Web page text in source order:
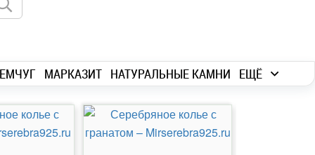
МАРКАЗИТ НАТУРАЛЬНЫЕ КАМНИ ЕЩЁ